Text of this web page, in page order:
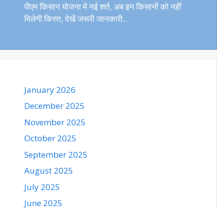
पीएम किसान योजना में नई शर्त, अब इन किसानों को नहीं
मिलेगी किस्त, देखें जरूरी जानकारी..
January 2026
December 2025
November 2025
October 2025
September 2025
August 2025
July 2025
June 2025